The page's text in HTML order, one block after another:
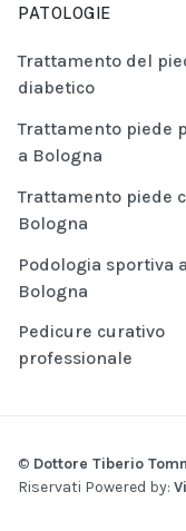
PATOLOGIE
Trattamento del
diabetico
Trattamento piede
a Bologna
Trattamento piede
Bologna
Podologia sportiva a
Bologna
Pedicure curativo
professionale
© Dottore Tiberio
Riservati Powered by: